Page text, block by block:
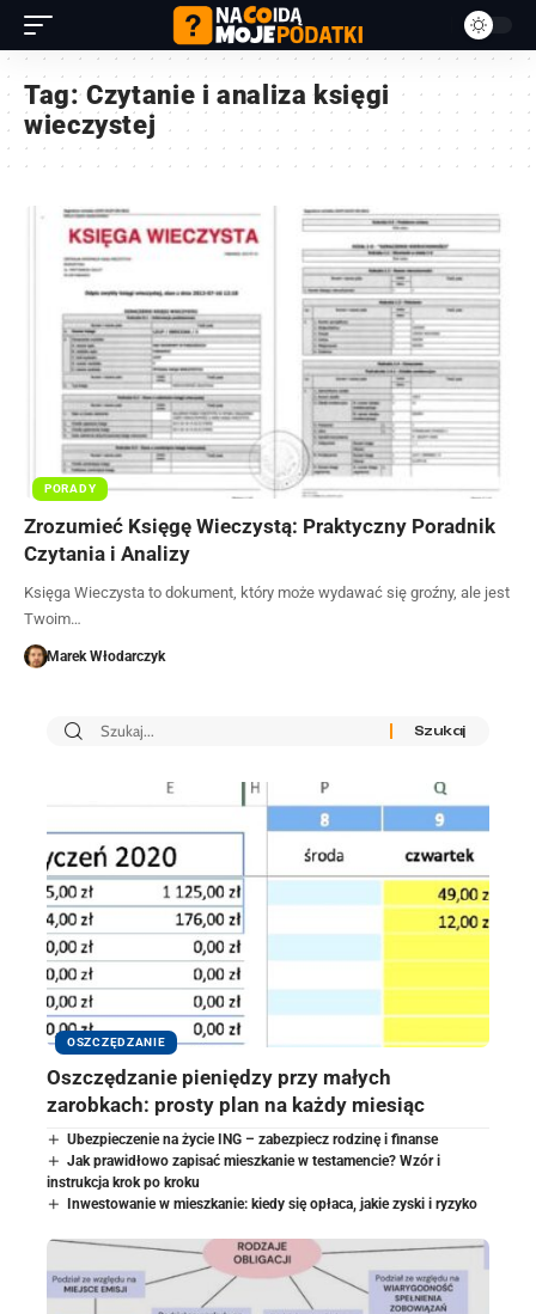
Tag:Czytanie i analiza księgi
wieczystej
PORADY
Zrozumieć Księgę Wieczystą: Praktyczny Poradnik
Czytania i Analizy
Księga Wieczysta to dokument, który może wydawać się groźny, ale jest
Twoim…
Marek Włodarczyk
OSZCZĘDZANIE
Oszczędzanie pieniędzy przy małych
zarobkach: prosty plan na każdy miesiąc
Ubezpieczenie na życie ING – zabezpiecz rodzinę i finanse
Jak prawidłowo zapisać mieszkanie w testamencie? Wzór i
instrukcja krok po kroku
Inwestowanie w mieszkanie: kiedy się opłaca, jakie zyski i ryzyko